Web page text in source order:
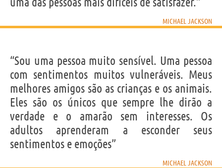
MICHAEL JACKSON
“Sou uma pessoa muito sensível. Uma pessoa
com sentimentos muitos vulneráveis. Meus
melhores amigos são as crianças e os animais.
Eles são os únicos que sempre lhe dirão a
verdade e o amarão sem interesses. Os
adultos aprenderam a esconder seus
sentimentos e emoções”
MICHAEL JACKSON